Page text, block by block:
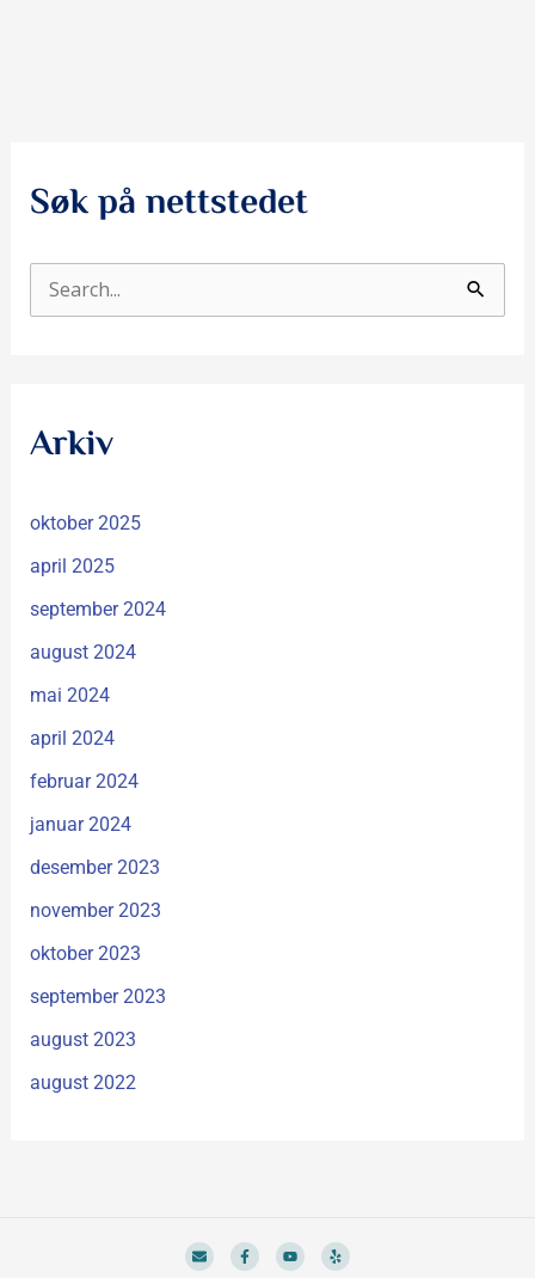
Søk på nettstedet
t
e
r
:
Arkiv
oktober 2025
april 2025
september 2024
august 2024
mai 2024
april 2024
februar 2024
januar 2024
desember 2023
november 2023
oktober 2023
september 2023
august 2023
august 2022
E
n
F
a
Y
o
Y
e